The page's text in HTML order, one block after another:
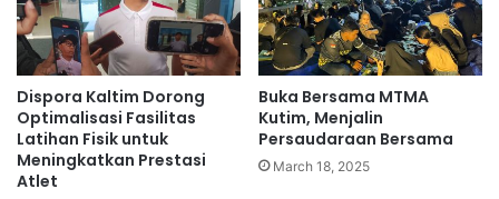
Dispora Kaltim Dorong
Optimalisasi Fasilitas
Latihan Fisik untuk
Meningkatkan Prestasi
Atlet
Buka Bersama MTMA
Kutim, Menjalin
Persaudaraan Bersama
March 18, 2025